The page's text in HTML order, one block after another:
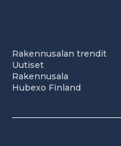
Rakennusalan trendit
Uutiset
Rakennusala
Hubexo Finland